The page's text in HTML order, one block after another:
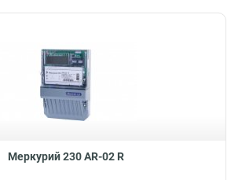
Меркурий 230 AR-02 R